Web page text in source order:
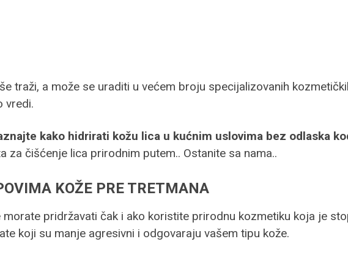
traži, a može se uraditi u većem broju specijalizovanih
vredi.
kako hidrirati kožu lica u kućnim uslovima bez odlaska
za čišćenje lica prirodnim putem.. Ostanite sa nama..
KOŽE PRE TRETMANA
pridržavati čak i ako koristite prirodnu kozmetiku koja je
koji su manje agresivni i odgovaraju vašem tipu kože.